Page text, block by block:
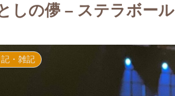
しの儚 – ステラボール
記・雑記